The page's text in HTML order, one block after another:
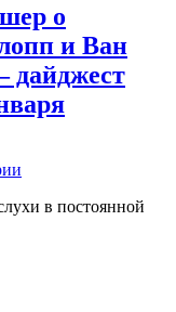
о
и Ван
дайджест
в постоянной